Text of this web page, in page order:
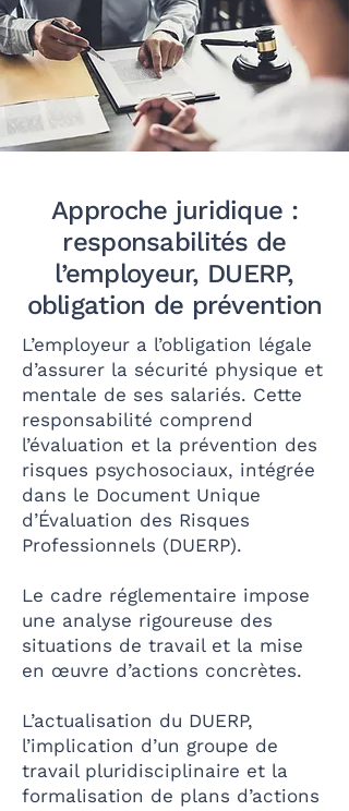
Approche juridique :
responsabilités de
l’employeur, DUERP,
obligation de prévention
L’employeur a l’obligation légale
d’assurer la sécurité physique et
mentale de ses salariés. Cette
responsabilité comprend
l’évaluation et la prévention des
risques psychosociaux, intégrée
dans le Document Unique
d’Évaluation des Risques
Professionnels (DUERP).
Le cadre réglementaire impose
une analyse rigoureuse des
situations de travail et la mise
en œuvre d’actions concrètes.
L’actualisation du DUERP,
l’implication d’un groupe de
travail pluridisciplinaire et la
formalisation de plans d’actions